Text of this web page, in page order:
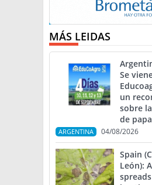
MÁS LEIDAS
Se
un
sobre
de papa
ARGENTINA 04/08/2026
Spain
León):